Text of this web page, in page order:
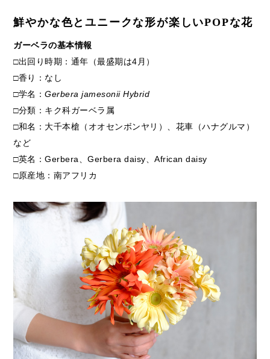
鮮やかな色とユニークな形が楽しいPOPな花
ガーベラの基本情報
□出回り時期：通年（最盛期は4月）
□香り：なし
□学名：Gerbera jamesonii Hybrid
□分類：キク科ガーベラ属
□和名：大千本槍（オオセンボンヤリ）、花車（ハナグルマ）
など
□英名：Gerbera、Gerbera daisy、African daisy
□原産地：南アフリカ